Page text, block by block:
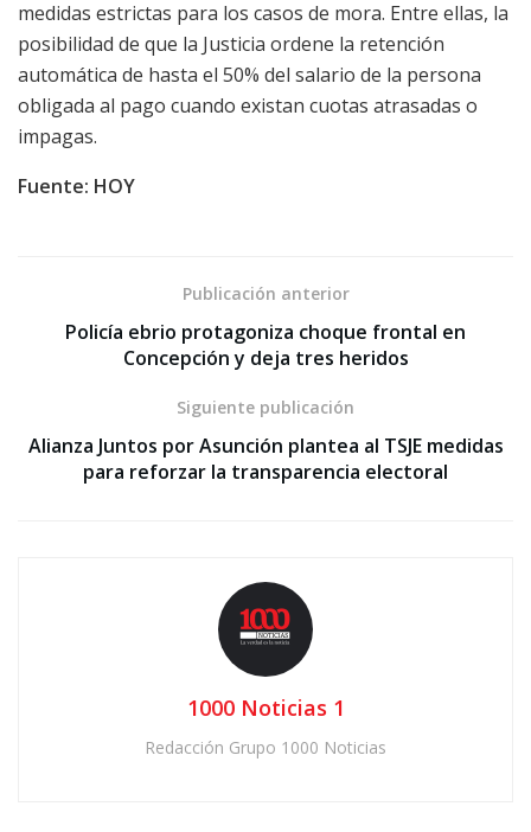
medidas estrictas para los casos de mora. Entre ellas, la
posibilidad de que la Justicia ordene la retención
automática de hasta el 50% del salario de la persona
obligada al pago cuando existan cuotas atrasadas o
impagas.
Fuente: HOY
Publicación anterior
Policía ebrio protagoniza choque frontal en
Concepción y deja tres heridos
Siguiente publicación
Alianza Juntos por Asunción plantea al TSJE medidas
para reforzar la transparencia electoral
1000 Noticias 1
Redacción Grupo 1000 Noticias